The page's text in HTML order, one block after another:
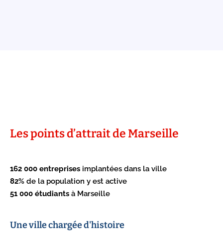
Les points d’attrait de Marseille
162 000 entreprises implantées dans la ville
82% de la population y est active
51 000 étudiants à Marseille
Une ville chargée d'histoire